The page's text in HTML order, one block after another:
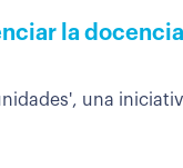
la
una